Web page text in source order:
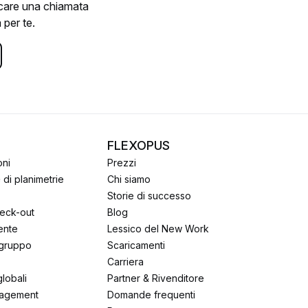
una chiamata
per te.
di planimetrie
out
FLEXOPUS
Prezzi
Chi siamo
Storie di successo
Blog
Lessico del New Work
Scaricamenti
Carriera
Partner & Rivenditore
Domande frequenti